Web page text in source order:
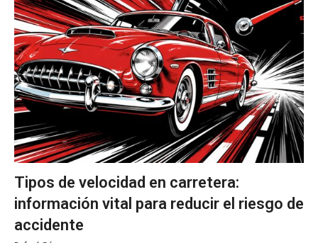
Tipos de velocidad en carretera:
información vital para reducir el riesgo de
accidente